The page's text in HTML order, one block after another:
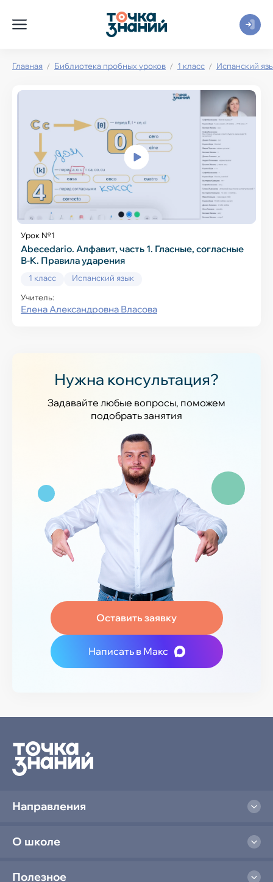
Главная Библиотека пробных уроков 1 класс Испанский
Урок №1
Abecedario. Алфавит, часть 1. Гласные, согласные
В-K. Правила ударения
1 класс
Испанский язык
Учитель:
Елена Александровна Власова
Нужна консультация?
Задавайте любые вопросы, поможем
подобрать занятия
Оставить заявку
Написать в Макс
Направления
О школе
Полезное